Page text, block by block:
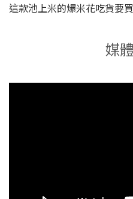
這款池上米的爆米花吃貨要
媒